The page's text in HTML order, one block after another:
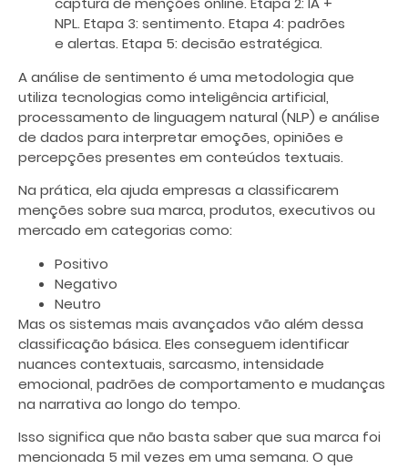
A análise de sentimento é uma metodologia que
utiliza tecnologias como inteligência artificial,
processamento de linguagem natural (NLP) e análise
de dados para interpretar emoções, opiniões e
percepções presentes em conteúdos textuais.
Na prática, ela ajuda empresas a classificarem
menções sobre sua marca, produtos, executivos ou
mercado em categorias como:
Positivo
Negativo
Neutro
Mas os sistemas mais avançados vão além dessa
classificação básica. Eles conseguem identificar
nuances contextuais, sarcasmo, intensidade
emocional, padrões de comportamento e mudanças
na narrativa ao longo do tempo.
Isso significa que não basta saber que sua marca foi
mencionada 5 mil vezes em uma semana. O que